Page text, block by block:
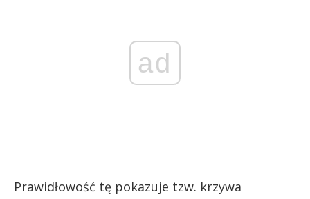
ad
Prawidłowość tę pokazuje tzw. krzywa